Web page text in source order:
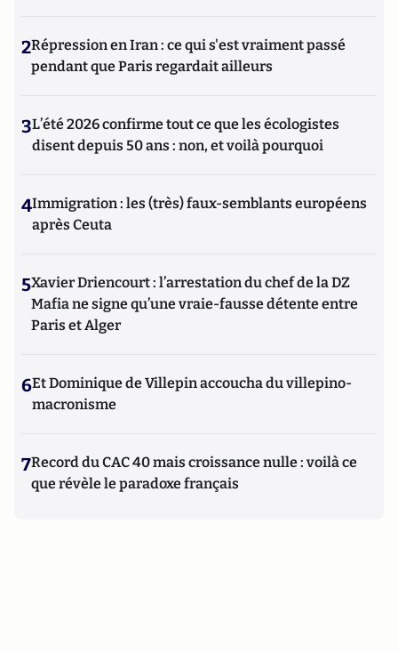
2Répression en Iran : ce qui s'est vraiment passé
pendant que Paris regardait ailleurs
3L’été 2026 confirme tout ce que les écologistes
disent depuis 50 ans : non, et voilà pourquoi
4Immigration : les (très) faux-semblants européens
après Ceuta
5Xavier Driencourt : l’arrestation du chef de la DZ
Mafia ne signe qu’une vraie-fausse détente entre
Paris et Alger
6Et Dominique de Villepin accoucha du villepino-
macronisme
7Record du CAC 40 mais croissance nulle : voilà ce
que révèle le paradoxe français